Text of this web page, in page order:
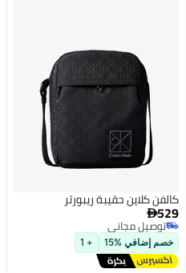
كالفن كلاين حقيبة ريبورتر
529
توصيل مجاني
توصيل مجاني
خصم إضافي %15 + 1